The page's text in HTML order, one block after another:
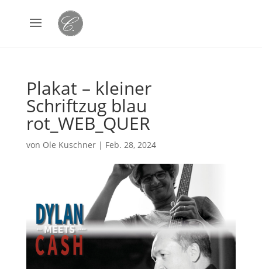
Plakat – kleiner
Schriftzug blau
rot_WEB_QUER
von Ole Kuschner| Feb. 28, 2024